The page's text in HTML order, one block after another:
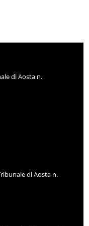
di Aosta n.
di Aosta n.